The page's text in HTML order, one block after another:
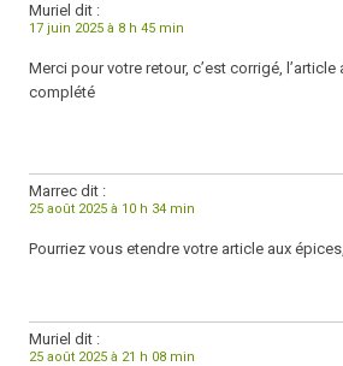
Muriel dit :
17 juin 2025 à 8 h 45 min
Merci pour votre retour, c’est corrigé, l’article
complété
Marrec dit :
25 août 2025 à 10 h 34 min
Pourriez vous etendre votre article aux
Muriel dit :
25 août 2025 à 21 h 08 min